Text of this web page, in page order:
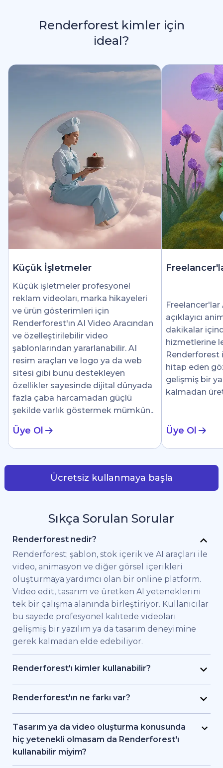
Renderforest kimler için
ideal?
Küçük İşletmeler
Küçük işletmeler profesyonel
reklam videoları, marka hikayeleri
ve ürün gösterimleri için
Renderforest'ın AI Video Aracından
ve özelleştirilebilir video
şablonlarından yararlanabilir. AI
resim araçları ve logo ya da web
sitesi gibi bunu destekleyen
özellikler sayesinde dijital dünyada
fazla çaba harcamadan güçlü
şekilde varlık göstermek mümkün..
Üye Ol
açıklayıcı
dakikalar
hizmetlerine
Renderforest
hitap eden
gelişmiş bir
kalmadan
Üye Ol
Ücretsiz kullanmaya başla
Sıkça Sorulan Sorular
Renderforest nedir?
Renderforest; şablon, stok içerik ve AI araçları ile
video, animasyon ve diğer görsel içerikleri
oluşturmaya yardımcı olan bir online platform.
Video edit, tasarım ve üretken AI yeteneklerini
tek bir çalışma alanında birleştiriyor. Kullanıcılar
bu sayede profesyonel kalitede videoları
gelişmiş bir yazılım ya da tasarım deneyimine
gerek kalmadan elde edebiliyor.
Renderforest'ı kimler kullanabilir?
Renderforest kaliteli videoları hızlıca elde etmek
isteyen bireysel kullanıcılar ve ekipler için
çalışan freelancer'lar ve içerik üreticileri
Renderforest sayesinde bir prodüksiyon ekibi
tutmadan markalı videolar, eğitici içerikler ya da
Renderforest'ın ne farkı var?
Renderforest çeşitli AI ve video üretim
modellerini aynı platformda bir araya getiriyor.
Kullanıcılar bu sayede yazıdan, stok
görüntülerden ya da AI araçlarıyla video ve
Tasarım ya da video oluşturma konusunda
hiç yetenekli olmasam da Renderforest'ı
kullanabilir miyim?
Evet. Renderforest 1.200'den fazla şablon, AI